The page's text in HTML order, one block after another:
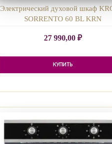
Электрический духовой шкаф
SORRENTO 60 BL KRN
27 990,00 ₽
КУПИТЬ